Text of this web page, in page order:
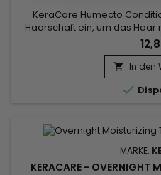
KeraCare Humecto
Haarschaft ein, um das Haar
und zu
Oberflächenporosität des
Haarstruktur führt.
Haarsträhnen zwischen
verhindern.&nbsp;
 In den

MARKE:
KERACARE - OVERNIGHT